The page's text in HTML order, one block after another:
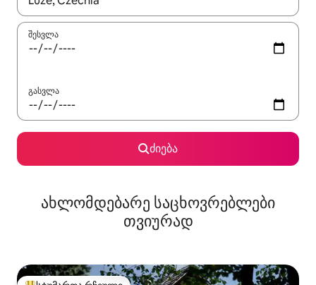
შესვლა
გასვლა
ძიება
ახლომდებარე საცხოვრებლები
თვიურად